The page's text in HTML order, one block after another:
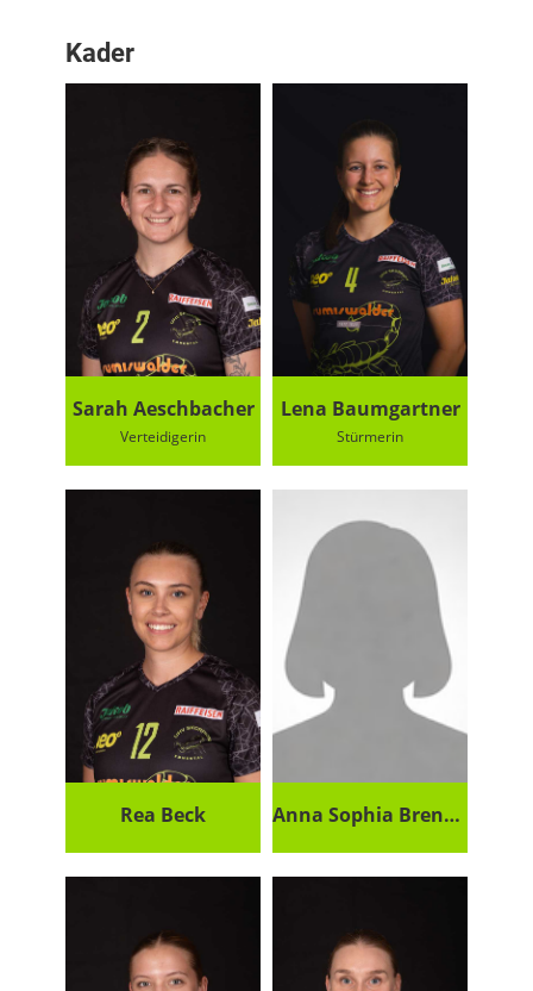
Kader
Sarah Aeschbacher
Verteidigerin
Lena Baumgartner
Stürmerin
Rea Beck Anna Sophia Brenner